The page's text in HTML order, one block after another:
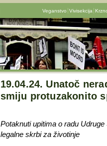
Veganstvo Vivisekcija
19.04.24. Unatoč
smiju protuzakonito
Potaknuti upitima o radu
legalne skrbi za životinje